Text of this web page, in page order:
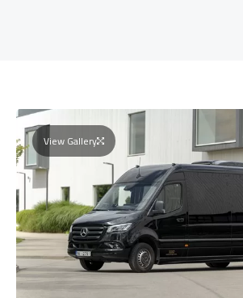
View Gallery